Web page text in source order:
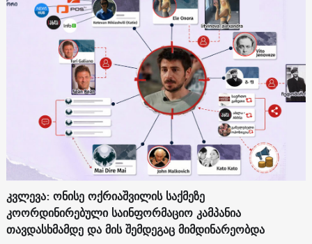
კვლევა: ონისე ოქრიაშვილის საქმეზე
კოორდინირებული საინფორმაციო კამპანია
თავდასხმამდე და მის შემდეგაც მიმდინარეობდა